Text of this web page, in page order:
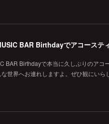
BAR Birthdayでアコーステ
BAR Birthdayで本当に久しぶりのアコ
世界へお連れしますよ。ぜひ観にい